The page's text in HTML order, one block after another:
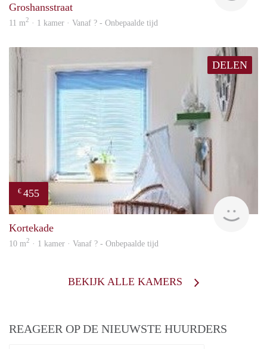
Groshansstraat
11 m2 · 1 kamer · Vanaf ? - Onbepaalde tijd
DELEN
€ 455
Kortekade
10 m2 · 1 kamer · Vanaf ? - Onbepaalde tijd
BEKIJK ALLE KAMERS
REAGEER OP DE NIEUWSTE HUURDERS